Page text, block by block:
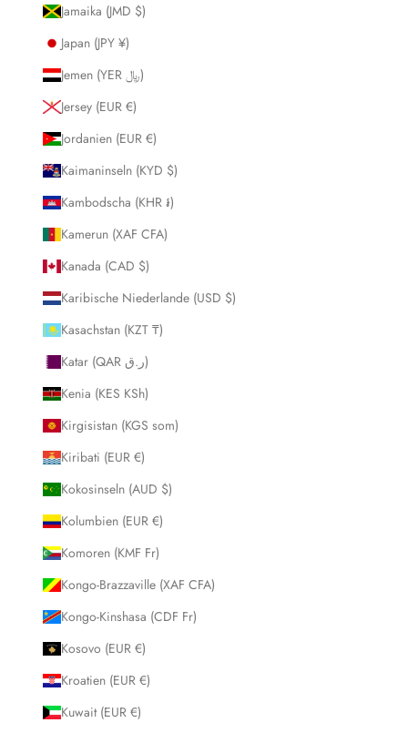
Jamaika (JMD $)
Japan (JPY ¥)
Jemen (YER ﷼)
Jersey (EUR €)
Jordanien (EUR €)
Kaimaninseln (KYD $)
Kambodscha (KHR ៛)
Kamerun (XAF CFA)
Kanada (CAD $)
Karibische Niederlande (USD $)
Kasachstan (KZT ₸)
Katar (QAR ر.ق)
Kenia (KES KSh)
Kirgisistan (KGS som)
Kiribati (EUR €)
Kokosinseln (AUD $)
Kolumbien (EUR €)
Komoren (KMF Fr)
Kongo-Brazzaville (XAF CFA)
Kongo-Kinshasa (CDF Fr)
Kosovo (EUR €)
Kroatien (EUR €)
Kuwait (EUR €)